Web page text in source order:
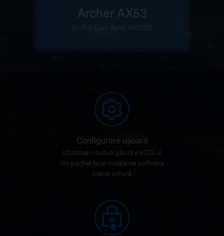
Archer AX53
Wi-Fi 6 Dual-Band AX3000
Configurare ușoară
Utilitatea intuitivă găsită pe CD-ul
din pachet face instalarea software
foarte simplă